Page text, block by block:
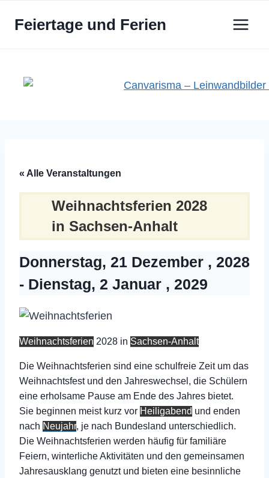
InhaltFeiertage und Ferien
« Alle Veranstaltungen
Weihnachtsferien 2028
in Sachsen-Anhalt
Donnerstag, 21 Dezember , 2028
- Dienstag, 2 Januar , 2029
Weihnachtsferien 2028 in Sachsen-Anhalt
Die Weihnachtsferien sind eine schulfreie Zeit um das
Weihnachtsfest und den Jahreswechsel, die Schülern
eine erholsame Pause am Ende des Jahres bietet.
Sie beginnen meist kurz vor Heiligabend und enden
nach Neujahr, je nach Bundesland unterschiedlich.
Die Weihnachtsferien werden häufig für familiäre
Feiern, winterliche Aktivitäten und den gemeinsamen
Jahresausklang genutzt und bieten eine besinnliche